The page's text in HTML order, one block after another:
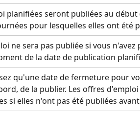
planifiées seront publiées au
pour lesquelles elles ont été
ne sera pas publiée si vous
de la date de publication
qu'une date de fermeture pour
de la publier. Les offres
si elles n'ont pas été publiées